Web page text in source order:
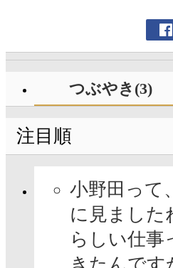
つぶやき(3)
注目順
小野田って
に見ました
らしい仕事